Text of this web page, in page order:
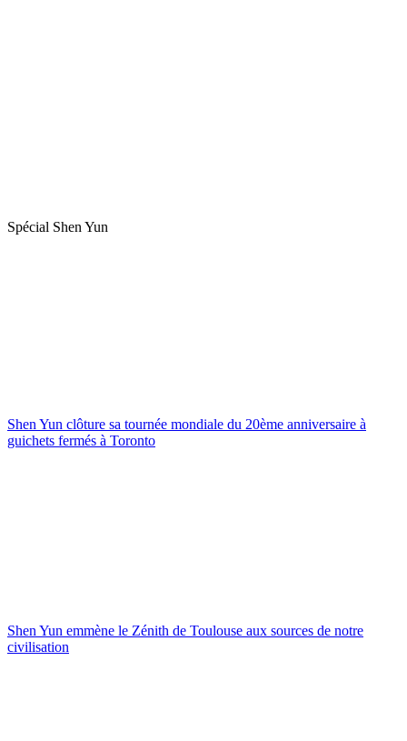
Spécial Shen Yun
Shen Yun clôture sa tournée mondiale du 20ème anniversaire à
guichets fermés à Toronto
Shen Yun emmène le Zénith de Toulouse aux sources de notre
civilisation